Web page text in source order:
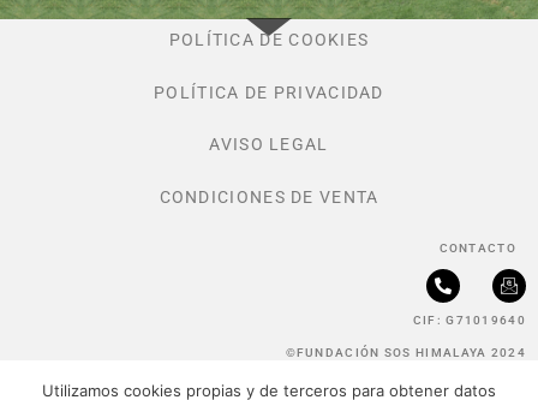
POLÍTICA DE COOKIES
POLÍTICA DE PRIVACIDAD
AVISO LEGAL
CONDICIONES DE VENTA
CONTACTO
P
h
o
n
e
a
I
c
o
n
-
CIF: G71019640
©FUNDACIÓN SOS HIMALAYA 2024
Utilizamos cookies propias y de terceros para obtener datos